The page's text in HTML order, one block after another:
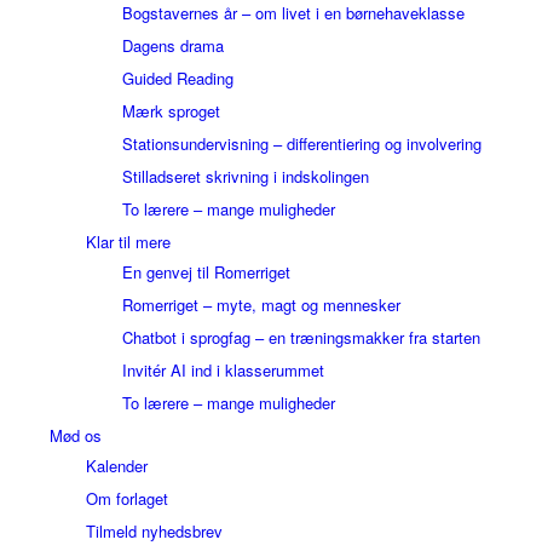
Bogstavernes år – om livet i en børnehaveklasse
Dagens drama
Guided Reading
Mærk sproget
Stationsundervisning – differentiering og involvering
Stilladseret skrivning i indskolingen
To lærere – mange muligheder
Klar til mere
En genvej til Romerriget
Romerriget – myte, magt og mennesker
Chatbot i sprogfag – en træningsmakker fra starten
Invitér AI ind i klasserummet
To lærere – mange muligheder
Mød os
Kalender
Om forlaget
Tilmeld nyhedsbrev